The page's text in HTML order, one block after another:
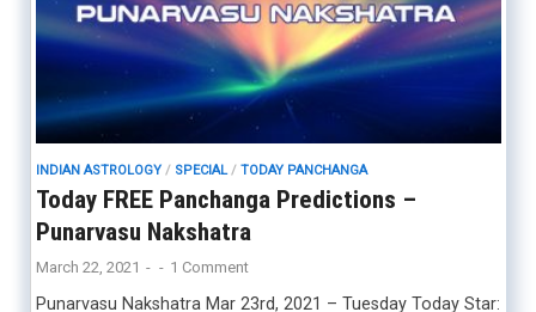
INDIAN ASTROLOGY/ SPECIAL/ TODAY PANCHANGA
Today FREE Panchanga Predictions –
Punarvasu Nakshatra
March 22, 2021 - - 1 Comment
Punarvasu Nakshatra Mar 23rd, 2021 – Tuesday Today Star: